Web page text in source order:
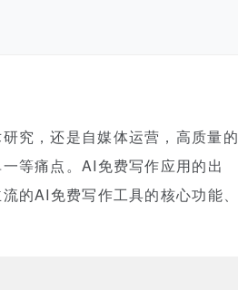
究，还是自媒体运营，高质量的
等痛点。AI免费写作应用的出
的AI免费写作工具的核心功能、